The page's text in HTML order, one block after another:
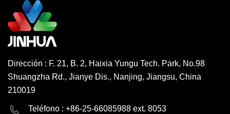
Dirección : F. 21, B. 2, Haixia Yungu Tech. Park, No.98
Shuangzha Rd., Jianye Dis., Nanjing, Jiangsu, China
210019
Teléfono : +86-25-66085988 ext. 8053
English Deutsch